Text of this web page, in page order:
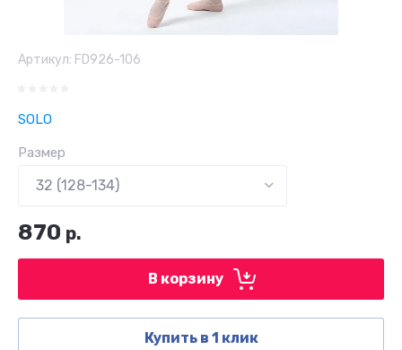
Артикул: FD926-106
SOLO
Размер
870 р.
В корзину
Купить в 1 клик